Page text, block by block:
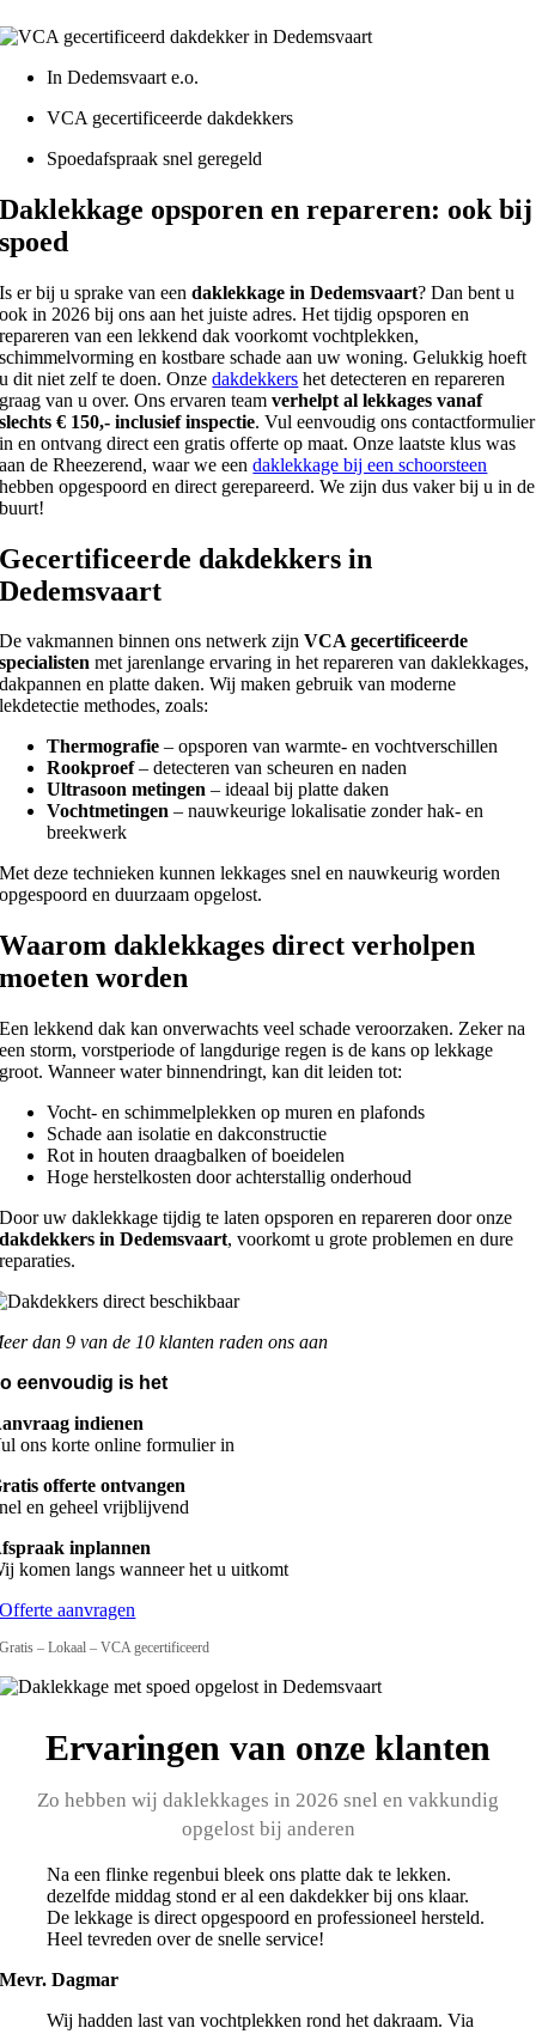
In Dedemsvaart e.o.
VCA gecertificeerde dakdekkers
Spoedafspraak snel geregeld
Daklekkage opsporen en repareren: ook bij
spoed
Is er bij u sprake van eendaklekkage in Dedemsvaart? Dan bent u
ook in 2026 bij ons aan het juiste adres. Het tijdig opsporen en
repareren van een lekkend dak voorkomt vochtplekken,
schimmelvorming en kostbare schade aan uw woning. Gelukkig hoeft
u dit niet zelf te doen. Onzedakdekkers het detecteren en repareren
graag van u over. Ons ervaren teamverhelpt al lekkages vanaf
slechts € 150,- inclusief inspectie. Vul eenvoudig ons contactformulier
in en ontvang direct een gratis offerte op maat. Onze laatste klus was
aan de Rheezerend, waar we eendaklekkage bij een schoorsteen
hebben opgespoord en direct gerepareerd. We zijn dus vaker bij u in de
buurt!
Gecertificeerde dakdekkers in
Dedemsvaart
De vakmannen binnen ons netwerk zijnVCA gecertificeerde
specialisten met jarenlange ervaring in het repareren van daklekkages,
dakpannen en platte daken. Wij maken gebruik van moderne
lekdetectie methodes, zoals:
Thermografie – opsporen van warmte- en vochtverschillen
Rookproef– detecteren van scheuren en naden
Ultrasoon metingen – ideaal bij platte daken
Vochtmetingen – nauwkeurige lokalisatie zonder hak- en
breekwerk
Met deze technieken kunnen lekkages snel en nauwkeurig worden
opgespoord en duurzaam opgelost.
Waarom daklekkages direct verholpen
moeten worden
Een lekkend dak kan onverwachts veel schade veroorzaken. Zeker na
een storm, vorstperiode of langdurige regen is de kans op lekkage
groot. Wanneer water binnendringt, kan dit leiden tot:
Vocht- en schimmelplekken op muren en plafonds
Schade aan isolatie en dakconstructie
Rot in houten draagbalken of boeidelen
Hoge herstelkosten door achterstallig onderhoud
Door uw daklekkage tijdig te laten opsporen en repareren door onze
dakdekkers in Dedemsvaart, voorkomt u grote problemen en dure
reparaties.
dan 9 van de 10 klanten raden ons aan
eenvoudig is het
indienen
ons korte online formulier in
offerte ontvangen
en geheel vrijblijvend
inplannen
komen langs wanneer het u uitkomt
Offerte aanvragen
Gratis – Lokaal – VCA gecertificeerd
Ervaringen van onze klanten
Zo hebben wij daklekkages in 2026 snel en vakkundig
opgelost bij anderen
Na een flinke regenbui bleek ons platte dak te lekken.
dezelfde middag stond er al een dakdekker bij ons klaar.
De lekkage is direct opgespoord en professioneel hersteld.
Heel tevreden over de snelle service!
Mevr. Dagmar
Wij hadden last van vochtplekken rond het dakraam. Via